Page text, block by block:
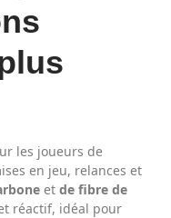
les joueurs de
en jeu, relances et
et de fibre de
réactif, idéal pour